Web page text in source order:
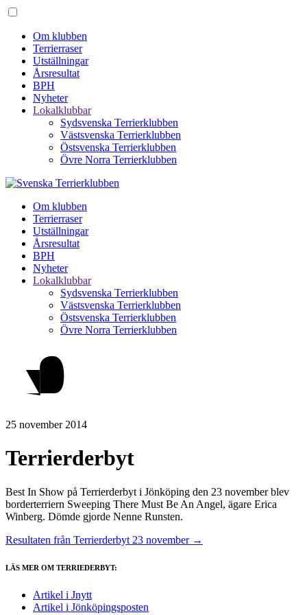
Om klubben
Terrierraser
Utställningar
Årsresultat
BPH
Nyheter
Lokalklubbar
Sydsvenska Terrierklubben
Västsvenska Terrierklubben
Östsvenska Terrierklubben
Övre Norra Terrierklubben
Om klubben
Terrierraser
Utställningar
Årsresultat
BPH
Nyheter
Lokalklubbar
Sydsvenska Terrierklubben
Västsvenska Terrierklubben
Östsvenska Terrierklubben
Övre Norra Terrierklubben
25 november 2014
Terrierderbyt
Best In Show på Terrierderbyt i Jönköping den 23 november blev
borderterriern Sweeping There Must Be An Angel, ägare Erica
Winberg. Dömde gjorde Nenne Runsten.
Resultaten från Terrierderbyt 23 november →
LÄS MER OM TERRIEDERBYT:
Artikel i Jnytt
Artikel i Jönköpingsposten